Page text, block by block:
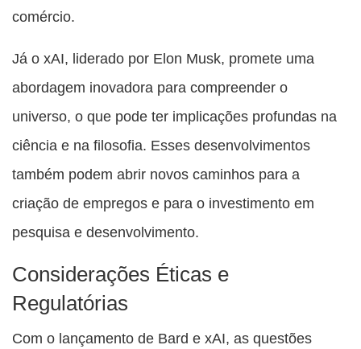
comércio.
Já o xAI, liderado por Elon Musk, promete uma
abordagem inovadora para compreender o
universo, o que pode ter implicações profundas na
ciência e na filosofia. Esses desenvolvimentos
também podem abrir novos caminhos para a
criação de empregos e para o investimento em
pesquisa e desenvolvimento.
Considerações Éticas e
Regulatórias
Com o lançamento de Bard e xAI, as questões